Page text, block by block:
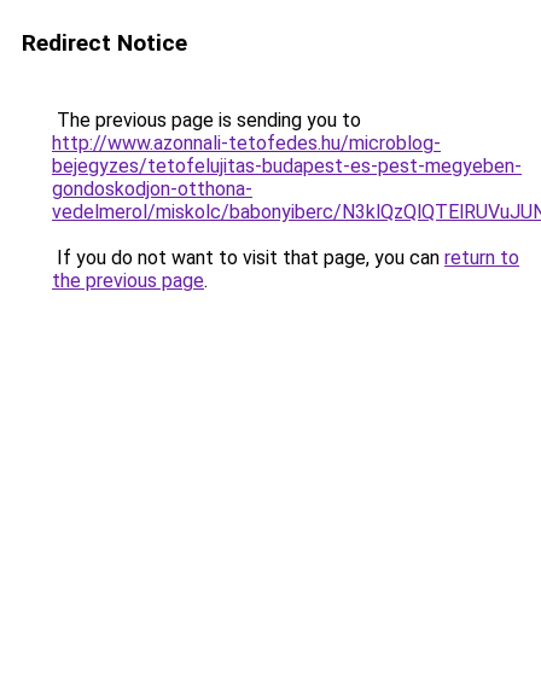
Redirect Notice
The previous page is sending you to
http://www.azonnali-tetofedes.hu/microblog-
bejegyzes/tetofelujitas-budapest-es-pest-megyeben-
gondoskodjon-otthona-
vedelmerol/miskolc/babonyiberc/
If you do not want to visit that page, you can return to
the previous page.